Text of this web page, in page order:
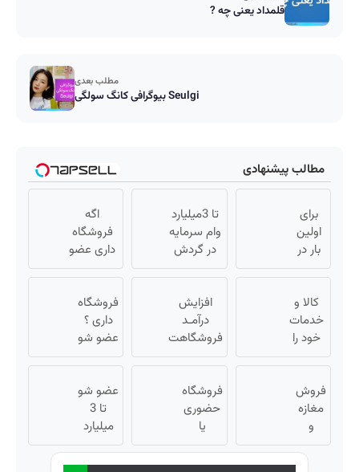
قلمداد یعنی چه ?
مطلب بعدی
بیوگرافی کانگ سولگی Seulgi
مطالب پیشنهادی
برای
اولین
بار در
ایران
این
دکتر
کرم
ترمیم
23 روزه
ساخت!
تا 3میلیارد
وام سرمایه
در گردش
فروشندگان
فروشگاهت
رو ثبت کن
اگه
فروشگاه
داری عضو
فروشندگان
شو 3
میلیارد وام
بگیر
کالا و
خدمات
خود را
به
اقساطی
بفروشید
افزایش
درآمـد
فروشگاهت
رو تضمین
فروشگاهت
رو ثبت کن
فروشگاه
داری ؟
عضو شو
تا 3
وام بگیر
فروش
مغازه
و
آنلاین
شاپ
فروشگاه
حضوری
یا
اینترنتی
داری؟
عضو شو
تا 3
میلیارد
وام بگیر
« ویژه